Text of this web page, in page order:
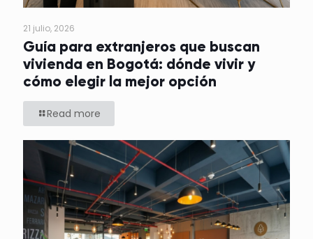
21 julio, 2026
Guía para extranjeros que buscan
vivienda en Bogotá: dónde vivir y
cómo elegir la mejor opción
Read more